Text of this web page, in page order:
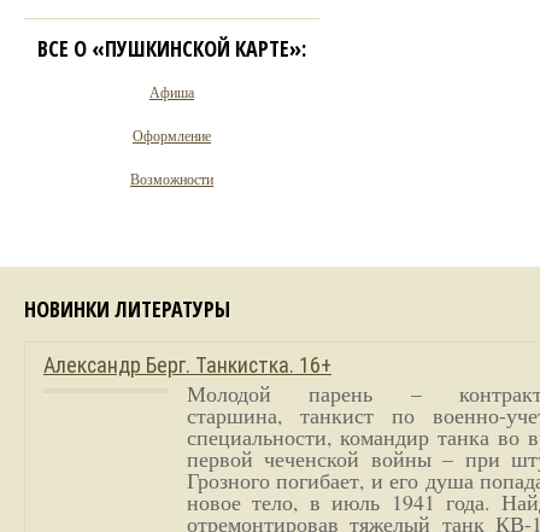
ВСЕ О «ПУШКИНСКОЙ КАРТЕ»:
Афиша
Оформление
Возможности
НОВИНКИ ЛИТЕРАТУРЫ
Александр Берг. Танкистка. 16+
Молодой парень –
старшина, танкист по военно-
специальности, командир танка во
первой чеченской войны – при
Грозного погибает, и его душа
новое тело, в июль 1941 года.
отремонтировав тяжелый танк